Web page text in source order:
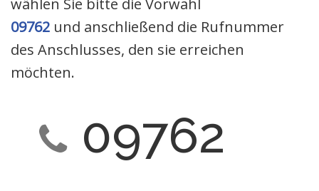
wählen Sie bitte die Vorwahl
09762 und anschließend die Rufnummer
des Anschlusses, den sie erreichen
möchten.
09762